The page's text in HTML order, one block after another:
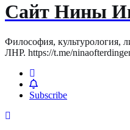
Сайт Нины
Философия, культурология,
ЛНР. https://t.me/
Subscribe